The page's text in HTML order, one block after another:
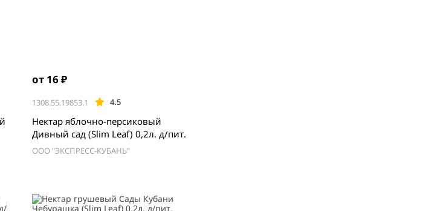
от 16 ₽
1308.55.19853.1 4.5
Нектар яблочно-персиковый
Дивный сад (Slim Leaf) 0,2л. д/пит.
ООО "ЭКСПРЕСС-КУБАНЬ"